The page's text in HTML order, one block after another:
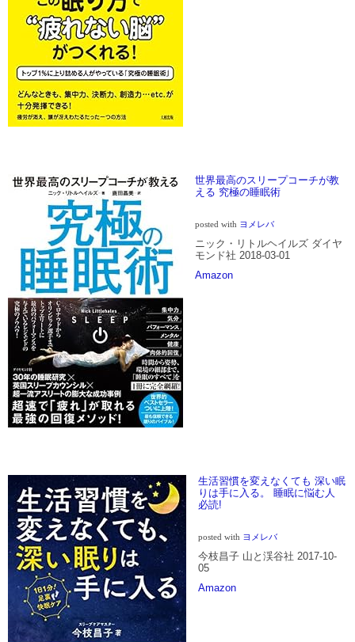
世界最高のスリープコーチが教
える 究極の睡眠術
posted with ヨメレバ
ニック・リトルヘイルズ ダイヤ
モンド社 2018-03-01
Amazon
生活習慣を変えなくても 深い眠
りは手に入る。 睡眠に悩む人
必読!
posted with ヨメレバ
今枝昌子 山と渓谷社 2017-10-
05
Amazon